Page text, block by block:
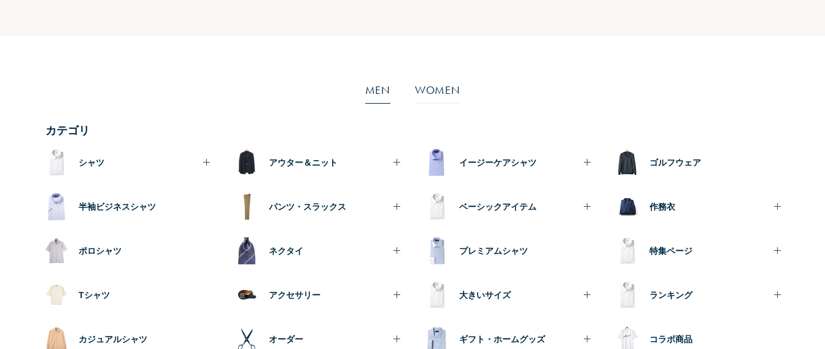
MEN WOMEN
カテゴリ
シャツ
半袖ビジネスシャツ
ポロシャツ
Tシャツ
カジュアルシャツ
アウター＆ニット
パンツ・スラックス
ネクタイ
アクセサリー
オーダー
イージーケアシャツ
ベーシックアイテム
プレミアムシャツ
大きいサイズ
ギフト・ホームグッズ
ゴルフウェア
作務衣
特集ページ
ランキング
コラボ商品